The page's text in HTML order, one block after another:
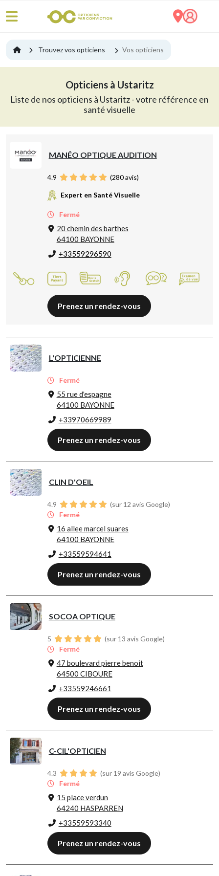
Trouvez vos opticiens Vos opticiens
Opticiens à Ustaritz
Liste de nos opticiens à Ustaritz - votre référence en
santé visuelle
MANÉO OPTIQUE AUDITION
4.9 (280avis)
Expert en Santé Visuelle
Fermé
20 chemin des barthes
64100 BAYONNE
+33559296590
Prenez un rendez-vous
L'OPTICIENNE
Fermé
55 rue d'espagne
64100 BAYONNE
+33970669989
Prenez un rendez-vous
CLIN D'OEIL
4.9
(sur 12 avis Google)
Fermé
16 allee marcel suares
64100 BAYONNE
+33559594641
Prenez un rendez-vous
SOCOA OPTIQUE
5
(sur 13 avis Google)
Fermé
47 boulevard pierre benoit
64500 CIBOURE
+33559246661
Prenez un rendez-vous
C-CIL'OPTICIEN
4.3
(sur 19 avis Google)
Fermé
15 place verdun
64240 HASPARREN
+33559593340
Prenez un rendez-vous